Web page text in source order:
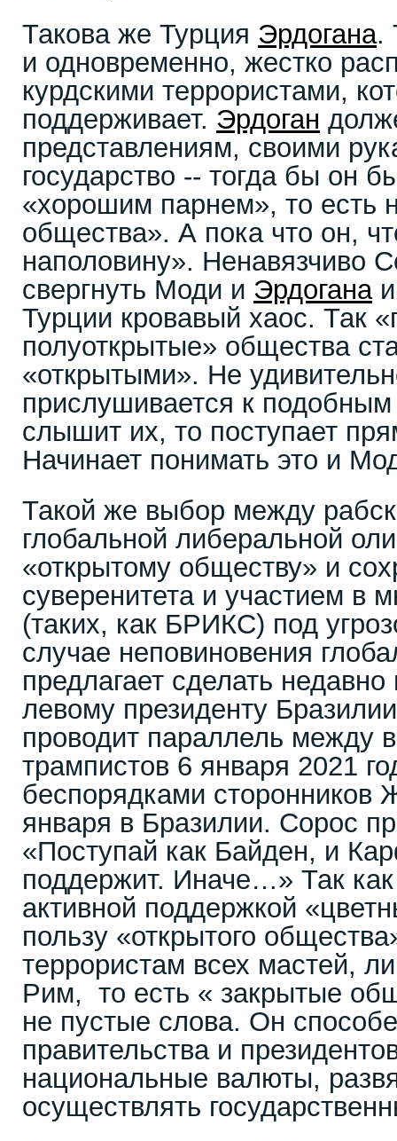
Такова же Турция Эрдогана.
и одновременно, жестко
курдскими террористами,
поддерживает. Эрдоган
представлениям, своими
государство -- тогда бы он
«хорошим парнем», то есть
общества». А пока что он,
наполовину». Ненавязчиво
свергнуть Моди и Эрдоганаи
Турции кровавый хаос. Так
полуоткрытые» общества
«открытыми». Не
прислушивается к
слышит их, то поступает
Начинает понимать это и
Такой же выбор между
глобальной либеральной
«открытому обществу» и
суверенитета и участием в
(таких, как БРИКС) под
случае неповиновения
предлагает сделать
левому президенту
проводит параллель между
трампистов 6 января 2021
беспорядками сторонников
января в Бразилии. Сорос
«Поступай как Байден, и
поддержит. Иначе…» Так
активной поддержкой
пользу «открытого
террористам всех мастей,
Рим, то есть « закрытые
не пустые слова. Он
правительства и
национальные валюты,
осуществлять